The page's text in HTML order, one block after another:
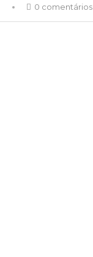
0 comentários